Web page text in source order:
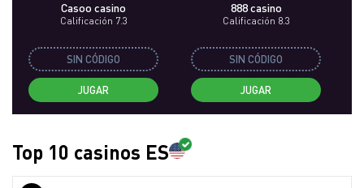
Casoo casino
Calificación 7.3
SIN CÓDIGO
JUGAR
888 casino
Calificación 8.3
SIN CÓDIGO
JUGAR
Top 10 casinos ES